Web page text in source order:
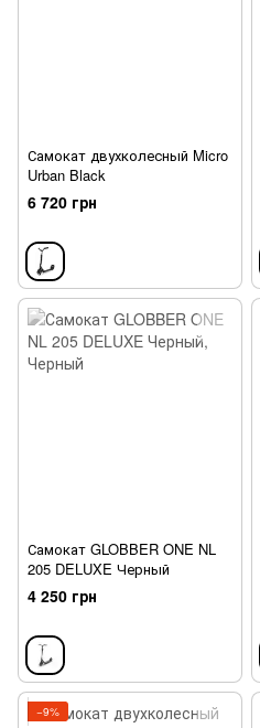
Самокат двухколесный Micro
Urban Black
6 720 грн
Самокат GLOBBER ONE NL
205 DELUXE Черный
4 250 грн
−9%